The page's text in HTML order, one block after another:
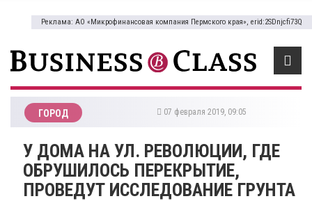
Реклама: АО «Микрофинансовая компания Пермского края», erid:2SDnjcfi73Q
ГОРОД 07 февраля 2019, 09:05
У ДОМА НА УЛ. РЕВОЛЮЦИИ, ГДЕ
ОБРУШИЛОСЬ ПЕРЕКРЫТИЕ,
ПРОВЕДУТ ИССЛЕДОВАНИЕ ГРУНТА